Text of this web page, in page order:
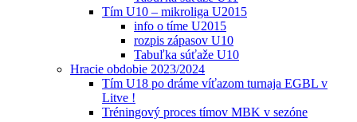
Tím U10 – mikroliga U2015
info o tíme U2015
rozpis zápasov U10
Tabuľka súťaže U10
Hracie obdobie 2023/2024
Tím U18 po dráme víťazom turnaja EGBL v
Litve !
Tréningový proces tímov MBK v sezóne